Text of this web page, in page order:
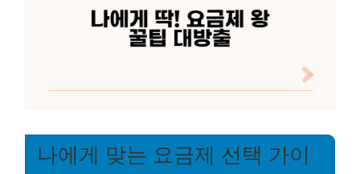
나에게 맞는 요금제 선택 가이